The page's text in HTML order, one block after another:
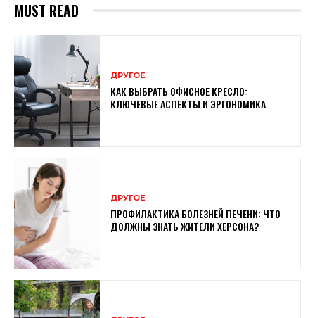
MUST READ
ДРУГОЕ
КАК ВЫБРАТЬ ОФИСНОЕ КРЕСЛО:
КЛЮЧЕВЫЕ АСПЕКТЫ И ЭРГОНОМИКА
ДРУГОЕ
ПРОФИЛАКТИКА БОЛЕЗНЕЙ ПЕЧЕНИ: ЧТО
ДОЛЖНЫ ЗНАТЬ ЖИТЕЛИ ХЕРСОНА?